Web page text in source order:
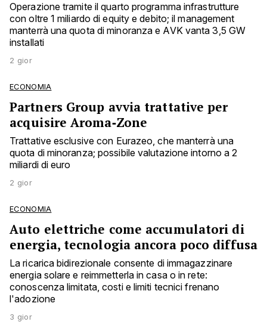
Operazione tramite il quarto programma infrastrutture
con oltre 1 miliardo di equity e debito; il management
manterrà una quota di minoranza e AVK vanta 3,5 GW
installati
2 gior
ECONOMIA
Partners Group avvia trattative per
acquisire Aroma‑Zone
Trattative esclusive con Eurazeo, che manterrà una
quota di minoranza; possibile valutazione intorno a 2
miliardi di euro
2 gior
ECONOMIA
Auto elettriche come accumulatori di
energia, tecnologia ancora poco diffusa
La ricarica bidirezionale consente di immagazzinare
energia solare e reimmetterla in casa o in rete:
conoscenza limitata, costi e limiti tecnici frenano
l'adozione
3 gior